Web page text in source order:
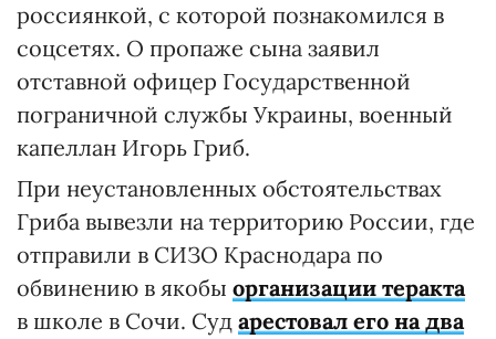
россиянкой, с которой познакомился в
соцсетях. О пропаже сына заявил
отставной офицер Государственной
пограничной службы Украины, военный
капеллан Игорь Гриб.
При неустановленных обстоятельствах
Гриба вывезли на территорию России, где
отправили в СИЗО Краснодара по
обвинению в якобы организации теракта
в школе в Сочи. Суд арестовал его на два